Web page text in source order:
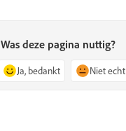
Was deze pagina nuttig?
Ja, bedankt Niet echt